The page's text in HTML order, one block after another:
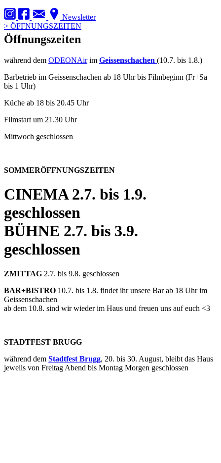
Newsletter
> ÖFFNUNGSZEITEN
Öffnungszeiten
während dem ODEONAirim Geissenschachen (10.7. bis 1.8.)
Barbetrieb im Geissenschachen ab 18 Uhr bis Filmbeginn (Fr+Sa
bis 1 Uhr)
Küche ab 18 bis 20.45 Uhr
Filmstart um 21.30 Uhr
Mittwoch geschlossen
SOMMERÖFFNUNGSZEITEN
CINEMA2.7. bis 1.9.
geschlossen
BÜHNE 2.7. bis 3.9.
geschlossen
ZMITTAG 2.7. bis 9.8. geschlossen
BAR+BISTRO 10.7. bis 1.8. findet ihr unsere Bar ab 18 Uhr im
Geissenschachen
ab dem 10.8. sind wir wieder im Haus und freuen uns auf euch <3
STADTFEST BRUGG
während dem Stadtfest Brugg, 20. bis 30. August, bleibt das Haus
jeweils von Freitag Abend bis Montag Morgen geschlossen